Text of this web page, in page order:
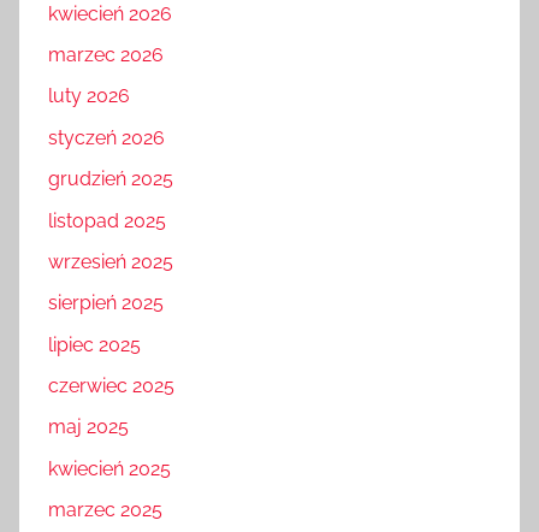
kwiecień 2026
marzec 2026
luty 2026
styczeń 2026
grudzień 2025
listopad 2025
wrzesień 2025
sierpień 2025
lipiec 2025
czerwiec 2025
maj 2025
kwiecień 2025
marzec 2025